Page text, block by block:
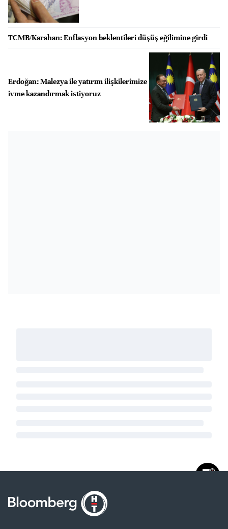
TCMB/Karahan: Enflasyon beklentileri düşüş eğilimine girdi
Erdoğan: Malezya ile yatırım ilişkilerimize
ivme kazandırmak istiyoruz